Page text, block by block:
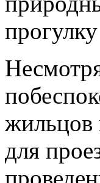
жильцов
для